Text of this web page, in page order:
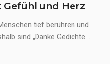
Gefühl und Herz
tief berühren und
sind „Danke Gedichte ...